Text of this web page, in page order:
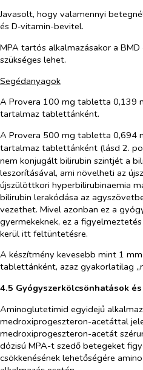
Javasolt, hogy valamennyi
és D‑vitamin-bevitel.
MPA tartós alkalmazásakor a
szükséges lehet.
Segédanyagok
A Provera 100 mg tabletta 0,139
tartalmaz tablettánként.
A Provera 500 mg tabletta 0,694
tartalmaz tablettánként (lásd 2.
nem konjugált bilirubin szintjét a
leszorításával, ami növelheti az
újszülöttkori hyperbilirubinaemia
bilirubin lerakódása az
vezethet. Mivel azonban ez a
gyermekeknek, ez a
kerül itt feltüntetésre.
A készítmény kevesebb mint 1
tablettánként, azaz gyakorlatilag
4.5 Gyógyszerkölcsönhatások
Aminoglutetimid egyidejű
medroxiprogeszteron-acetáttal
medroxiprogeszteron-acetát
dózisú MPA-t szedő betegeket
csökkenésének lehetőségére